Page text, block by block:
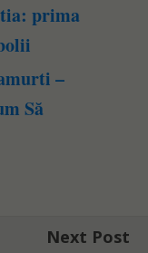
prima
–
Să
Next Post